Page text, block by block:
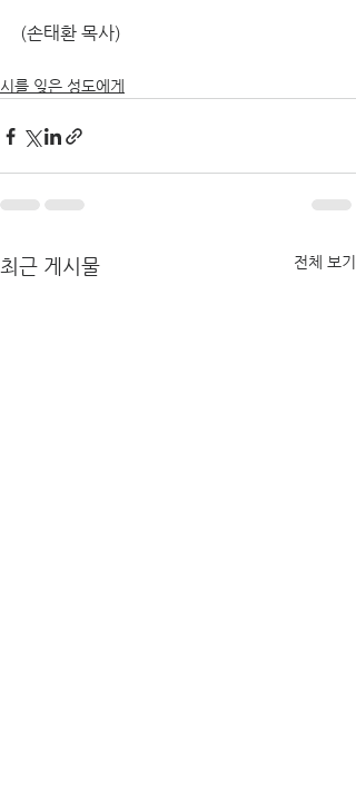
(손태환 목사)
시를 잊은 성도에게
최근 게시물 전체 보기